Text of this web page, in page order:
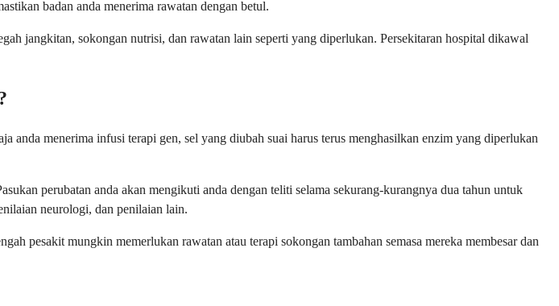
badan anda menerima rawatan dengan betul.
jangkitan, sokongan nutrisi, dan rawatan lain seperti yang diperlukan. Persekitaran hospital dikawal
anda menerima infusi terapi gen, sel yang diubah suai harus terus menghasilkan enzim yang diperlukan
perubatan anda akan mengikuti anda dengan teliti selama sekurang-kurangnya dua tahun untuk
neurologi, dan penilaian lain.
pesakit mungkin memerlukan rawatan atau terapi sokongan tambahan semasa mereka membesar dan